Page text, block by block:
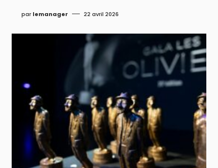
par lemanager 22 avril 2026